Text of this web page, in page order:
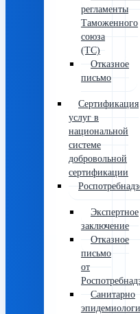
регламенты
Таможенного
союза
(ТС)
Отказное
письмо
Сертификация
услуг в
национальной
системе
добровольной
сертификации
Экспертное
заключение
Отказное
письмо
от
Санитарно